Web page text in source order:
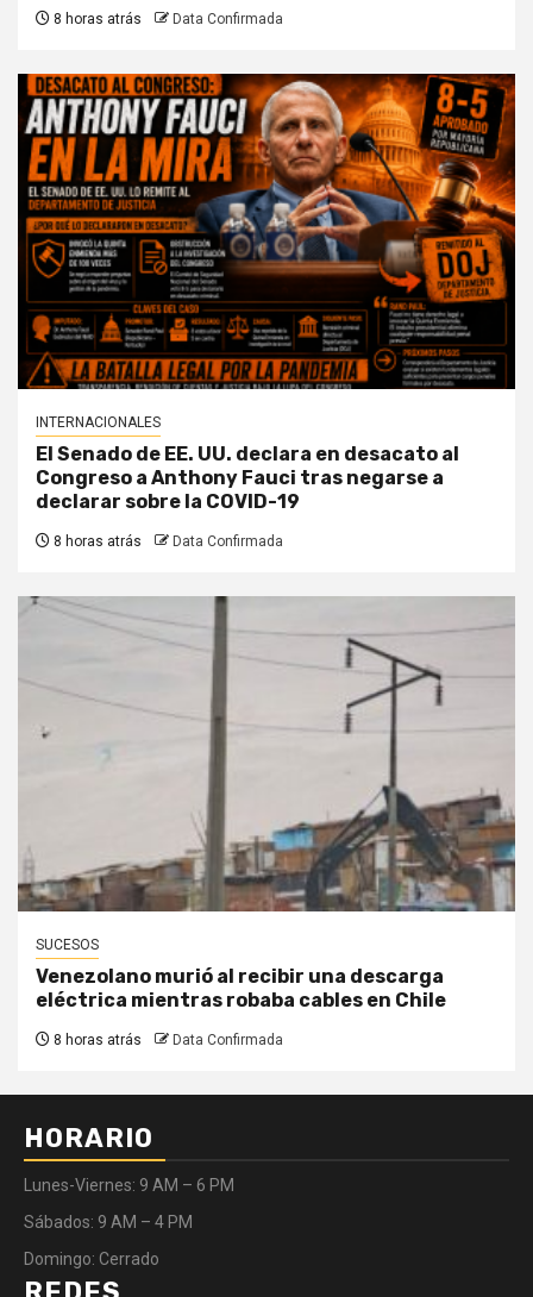
8 horas atrás Data Confirmada
INTERNACIONALES
El Senado de EE. UU. declara en desacato al
Congreso a Anthony Fauci tras negarse a
declarar sobre la COVID-19
8 horas atrás Data Confirmada
SUCESOS
Venezolano murió al recibir una descarga
eléctrica mientras robaba cables en Chile
8 horas atrás Data Confirmada
HORARIO
Lunes-Viernes: 9 AM – 6 PM
Sábados: 9 AM – 4 PM
Domingo: Cerrado